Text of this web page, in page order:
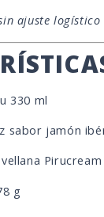
ajuste logístico
330 ml
sabor jamón
Pirucream
g